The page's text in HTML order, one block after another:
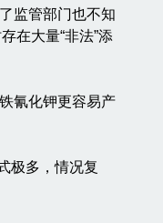
监管部门也不知
在大量“非法”添
氰化钾更容易产
极多，情况复